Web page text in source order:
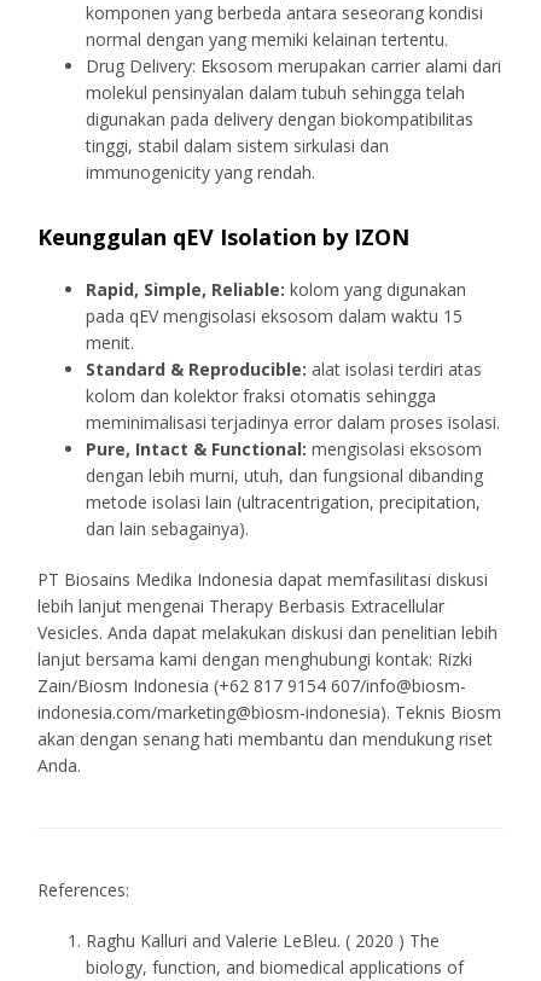
komponen yang berbeda antara seseorang kondisi
normal dengan yang memiki kelainan tertentu.
Drug Delivery: Eksosom merupakan carrier alami dari
molekul pensinyalan dalam tubuh sehingga telah
digunakan pada delivery dengan biokompatibilitas
tinggi, stabil dalam sistem sirkulasi dan
immunogenicity yang rendah.
Keunggulan qEV Isolation by IZON
Rapid, Simple, Reliable: kolom yang digunakan
pada qEV mengisolasi eksosom dalam waktu 15
menit.
Standard & Reproducible: alat isolasi terdiri atas
kolom dan kolektor fraksi otomatis sehingga
meminimalisasi terjadinya error dalam proses isolasi.
Pure, Intact & Functional: mengisolasi eksosom
dengan lebih murni, utuh, dan fungsional dibanding
metode isolasi lain (ultracentrigation, precipitation,
dan lain sebagainya).
PT Biosains Medika Indonesia dapat memfasilitasi diskusi
lebih lanjut mengenai Therapy Berbasis Extracellular
Vesicles. Anda dapat melakukan diskusi dan penelitian lebih
lanjut bersama kami dengan menghubungi kontak: Rizki
Zain/Biosm Indonesia (+62 817 9154 607/info@biosm-
indonesia.com/marketing@biosm-indonesia). Teknis Biosm
akan dengan senang hati membantu dan mendukung riset
Anda.
References:
Raghu Kalluri and Valerie LeBleu. ( 2020 ) The
biology, function, and biomedical applications of